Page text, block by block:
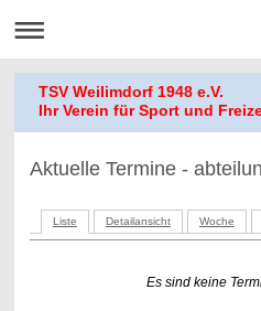
TSV Weilimdorf 1948 e.V.
Ihr Verein für Sport und
Aktuelle Termine -
Liste Detailansicht Woche
Es sind keine